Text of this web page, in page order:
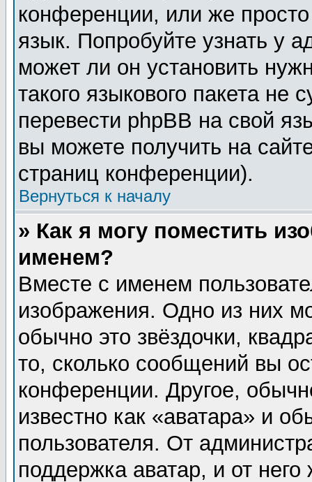
конференции, или же
язык. Попробуйте узнать у
может ли он установить
такого языкового пакета не
перевести phpBB на свой
вы можете получить на
страниц конференции).
Вернуться к началу
» Как я могу поместить
именем?
Вместе с именем
изображения. Одно из них
обычно это звёздочки,
то, сколько сообщений вы
конференции. Другое,
известно как «аватара» и
пользователя. От
поддержка аватар, и от него